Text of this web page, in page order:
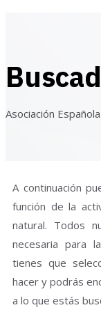
Asociación
A continuación
función de la
natural. Todos
necesaria para
tienes que
hacer y podrás
a lo que estás